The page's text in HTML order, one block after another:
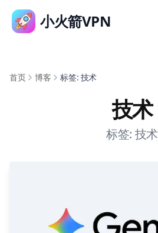
小火箭VPN
首页 博客 标签: 技术
技术
标签: 技术